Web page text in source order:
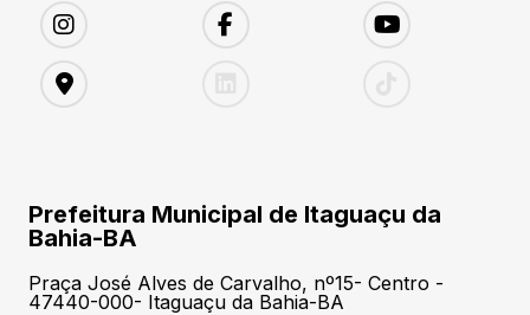
Prefeitura Municipal de Itaguaçu da
Bahia-BA
Praça José Alves de Carvalho, nº15- Centro -
47440-000- Itaguaçu da Bahia-BA